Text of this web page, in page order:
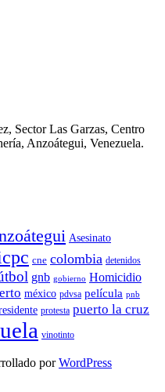
Sector Las Garzas, Centro
Anzoátegui, Venezuela.
Asesinato
cne colombia detenidos
gnb gobierno Homicidio
méxico pdvsa película pnb
protesta puerto la cruz
vinotinto
porWordPress